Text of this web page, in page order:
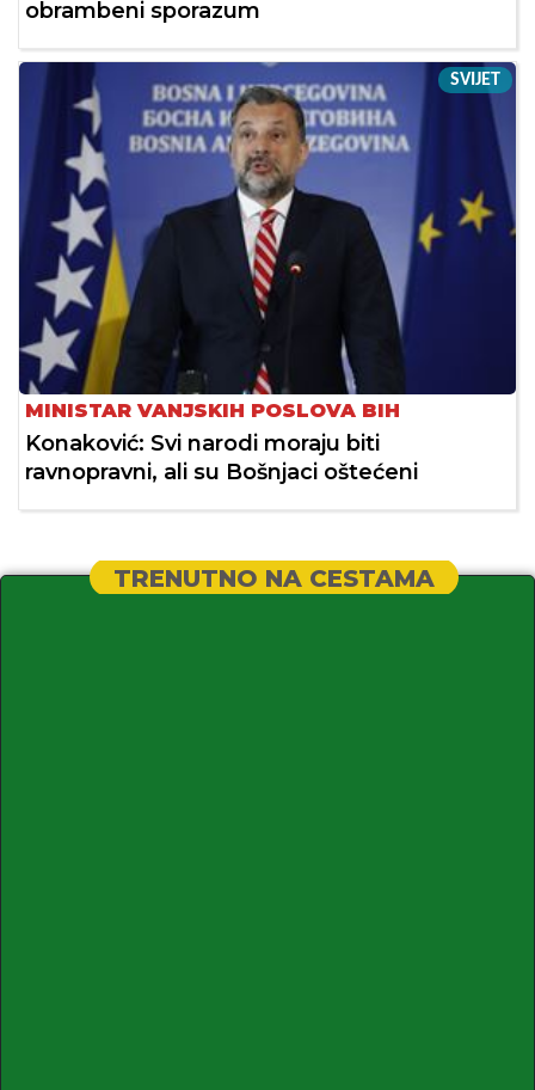
obrambeni sporazum
SVIJET
MINISTAR VANJSKIH POSLOVA BIH
Konaković: Svi narodi moraju biti
ravnopravni, ali su Bošnjaci oštećeni
TRENUTNO NA CESTAMA